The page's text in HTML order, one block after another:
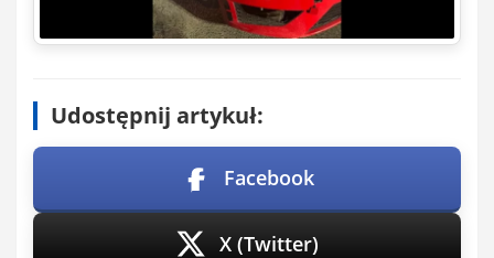
Udostępnij artykuł:
Facebook
X (Twitter)